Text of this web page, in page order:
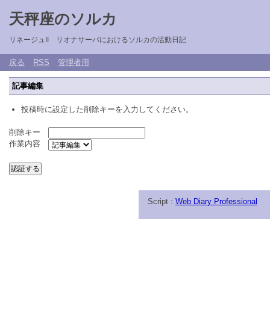
天秤座のソルカ
リネージュII リオナサーバにおけるソルカの活動日記
戻る RSS 管理者用
記事編集
投稿時に設定した削除キーを入力してください。
削除キー
作業内容
Script : Web Diary Professional